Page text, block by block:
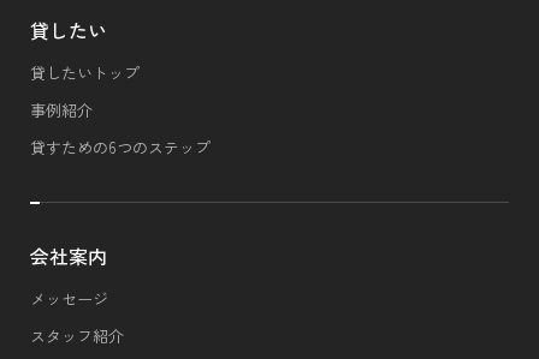
貸したい
貸したいトップ
事例紹介
貸すための6つのステップ
会社案内
メッセージ
スタッフ紹介